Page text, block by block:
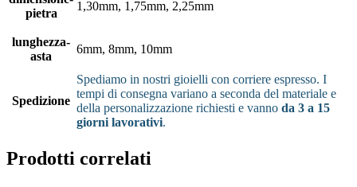
pietra
1,30mm, 1,75mm, 2,25mm
lunghezza-
asta
6mm, 8mm, 10mm
Spedizione
Spediamo in nostri gioielli con corriere espresso. I
tempi di consegna variano a seconda del materiale e
della personalizzazione richiesti e vanno da 3 a 15
giorni lavorativi.
Prodotti correlati